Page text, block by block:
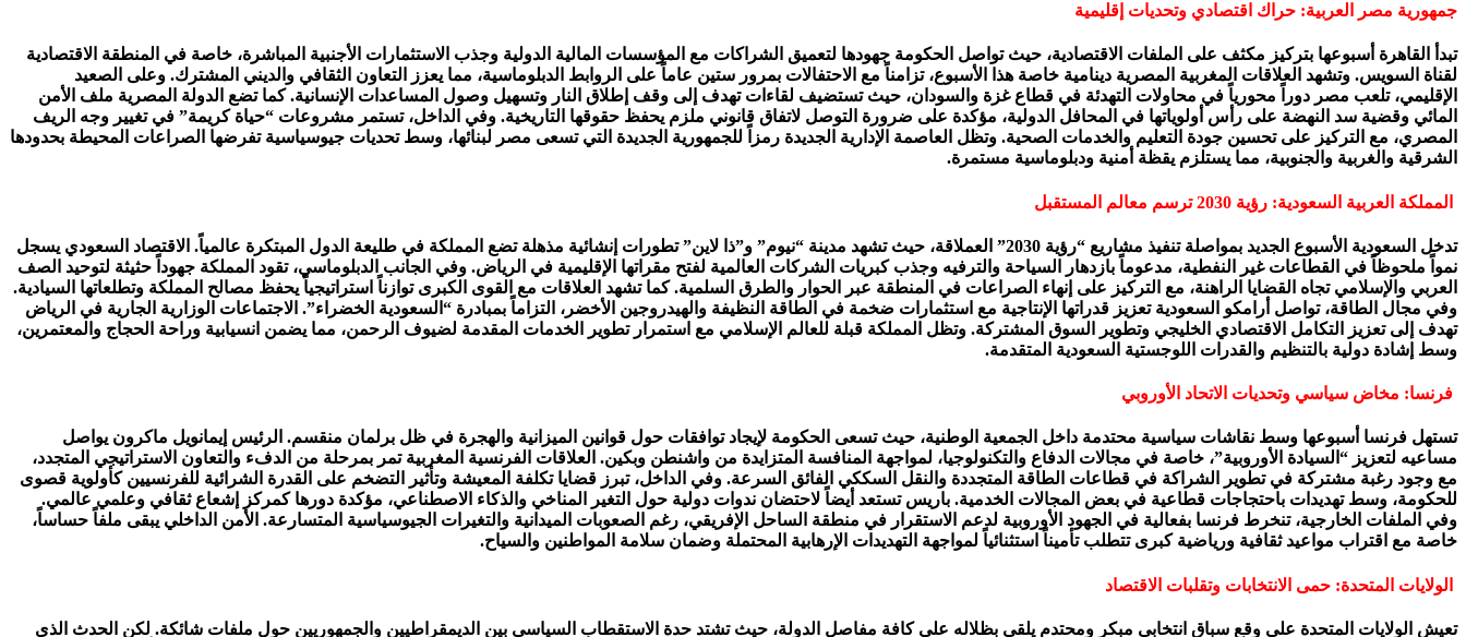
جمهورية مصر العربية: حراك اقتصادي وتحديات إقليمية
تبدأ القاهرة أسبوعها بتركيز مكثف على الملفات الاقتصادية، حيث تواصل الحكومة جهودها لتعميق الشراكات مع المؤسسات المالية الدولية وجذب الاستثمارات الأجنبية المباشرة، خاصة في المنطقة الاقتصادية
لقناة السويس. وتشهد العلاقات المغربية المصرية دينامية خاصة هذا الأسبوع، تزامناً مع الاحتفالات بمرور ستين عاماً على الروابط الدبلوماسية، مما يعزز التعاون الثقافي والديني المشترك. وعلى الصعيد
الإقليمي، تلعب مصر دوراً محورياً في محاولات التهدئة في قطاع غزة والسودان، حيث تستضيف لقاءات تهدف إلى وقف إطلاق النار وتسهيل وصول المساعدات الإنسانية. كما تضع الدولة المصرية ملف الأمن
المائي وقضية سد النهضة على رأس أولوياتها في المحافل الدولية، مؤكدة على ضرورة التوصل لاتفاق قانوني ملزم يحفظ حقوقها التاريخية. وفي الداخل، تستمر مشروعات “حياة كريمة” في تغيير وجه الريف
المصري، مع التركيز على تحسين جودة التعليم والخدمات الصحية. وتظل العاصمة الإدارية الجديدة رمزاً للجمهورية الجديدة التي تسعى مصر لبنائها، وسط تحديات جيوسياسية تفرضها الصراعات المحيطة بحدودها
الشرقية والغربية والجنوبية، مما يستلزم يقظة أمنية ودبلوماسية مستمرة.
المملكة العربية السعودية: رؤية 2030 ترسم معالم المستقبل
تدخل السعودية الأسبوع الجديد بمواصلة تنفيذ مشاريع “رؤية 2030” العملاقة، حيث تشهد مدينة “نيوم” و”ذا لاين” تطورات إنشائية مذهلة تضع المملكة في طليعة الدول المبتكرة عالمياً. الاقتصاد السعودي يسجل
نمواً ملحوظاً في القطاعات غير النفطية، مدعوماً بازدهار السياحة والترفيه وجذب كبريات الشركات العالمية لفتح مقراتها الإقليمية في الرياض. وفي الجانب الدبلوماسي، تقود المملكة جهوداً حثيثة لتوحيد الصف
العربي والإسلامي تجاه القضايا الراهنة، مع التركيز على إنهاء الصراعات في المنطقة عبر الحوار والطرق السلمية. كما تشهد العلاقات مع القوى الكبرى توازناً استراتيجياً يحفظ مصالح المملكة وتطلعاتها السيادية.
وفي مجال الطاقة، تواصل أرامكو السعودية تعزيز قدراتها الإنتاجية مع استثمارات ضخمة في الطاقة النظيفة والهيدروجين الأخضر، التزاماً بمبادرة “السعودية الخضراء”. الاجتماعات الوزارية الجارية في الرياض
تهدف إلى تعزيز التكامل الاقتصادي الخليجي وتطوير السوق المشتركة. وتظل المملكة قبلة للعالم الإسلامي مع استمرار تطوير الخدمات المقدمة لضيوف الرحمن، مما يضمن انسيابية وراحة الحجاج والمعتمرين،
وسط إشادة دولية بالتنظيم والقدرات اللوجستية السعودية المتقدمة.
فرنسا: مخاض سياسي وتحديات الاتحاد الأوروبي
تستهل فرنسا أسبوعها وسط نقاشات سياسية محتدمة داخل الجمعية الوطنية، حيث تسعى الحكومة لإيجاد توافقات حول قوانين الميزانية والهجرة في ظل برلمان منقسم. الرئيس إيمانويل ماكرون يواصل
مساعيه لتعزيز “السيادة الأوروبية”، خاصة في مجالات الدفاع والتكنولوجيا، لمواجهة المنافسة المتزايدة من واشنطن وبكين. العلاقات الفرنسية المغربية تمر بمرحلة من الدفء والتعاون الاستراتيجي المتجدد،
مع وجود رغبة مشتركة في تطوير الشراكة في قطاعات الطاقة المتجددة والنقل السككي الفائق السرعة. وفي الداخل، تبرز قضايا تكلفة المعيشة وتأثير التضخم على القدرة الشرائية للفرنسيين كأولوية قصوى
للحكومة، وسط تهديدات باحتجاجات قطاعية في بعض المجالات الخدمية. باريس تستعد أيضاً لاحتضان ندوات دولية حول التغير المناخي والذكاء الاصطناعي، مؤكدة دورها كمركز إشعاع ثقافي وعلمي عالمي.
وفي الملفات الخارجية، تنخرط فرنسا بفعالية في الجهود الأوروبية لدعم الاستقرار في منطقة الساحل الإفريقي، رغم الصعوبات الميدانية والتغيرات الجيوسياسية المتسارعة. الأمن الداخلي يبقى ملفاً حساساً،
خاصة مع اقتراب مواعيد ثقافية ورياضية كبرى تتطلب تأميناً استثنائياً لمواجهة التهديدات الإرهابية المحتملة وضمان سلامة المواطنين والسياح.
الولايات المتحدة: حمى الانتخابات وتقلبات الاقتصاد
تعيش الولايات المتحدة على وقع سباق انتخابي مبكر ومحتدم يلقي بظلاله على كافة مفاصل الدولة، حيث تشتد حدة الاستقطاب السياسي بين الديمقراطيين والجمهوريين حول ملفات شائكة. لكن الحدث الذي